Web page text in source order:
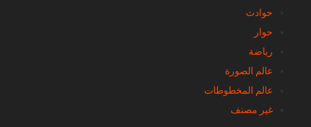
حوادث
حوار
رياضة
عالم الصورة
عالم المخطوطات
غير مصنف